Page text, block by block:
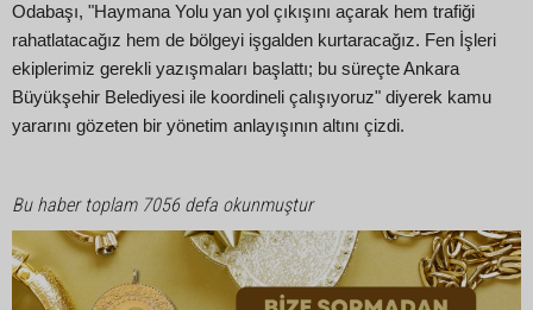
Odabaşı, "Haymana Yolu yan yol çıkışını açarak hem trafiği
rahatlatacağız hem de bölgeyi işgalden kurtaracağız. Fen İşleri
ekiplerimiz gerekli yazışmaları başlattı; bu süreçte Ankara
Büyükşehir Belediyesi ile koordineli çalışıyoruz" diyerek kamu
yararını gözeten bir yönetim anlayışının altını çizdi.
Bu haber toplam 7056 defa okunmuştur